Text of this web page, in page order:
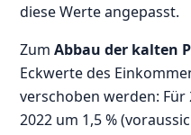
diese Werte angepasst.
ZumAbbau der kalten
Eckwerte des
verschoben werden: Für
2022 um 1,5 %